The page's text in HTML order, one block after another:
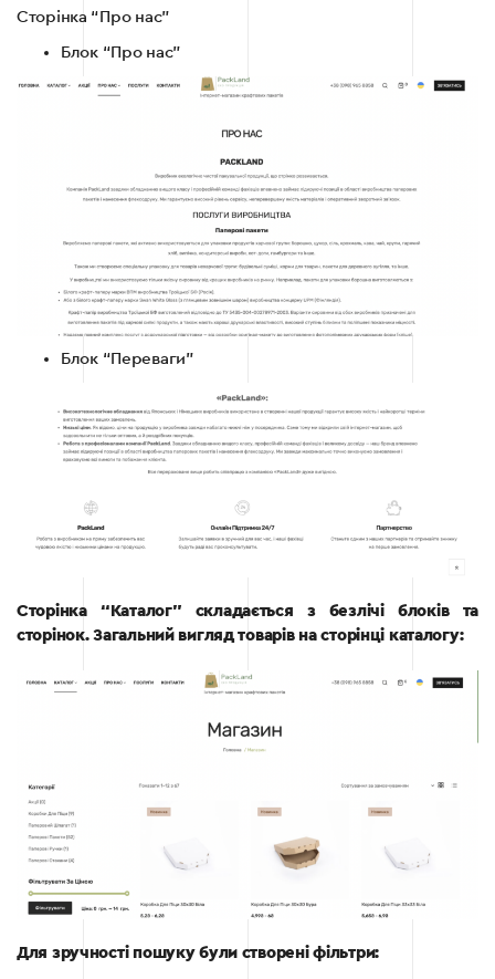
Сторінка “Про нас”
Блок “Про нас”
Блок “Переваги”
Сторінка “Каталог” складається з безлічі блоків та
сторінок. Загальний вигляд товарів на сторінці каталогу:
Для зручності пошуку були створені фільтри: